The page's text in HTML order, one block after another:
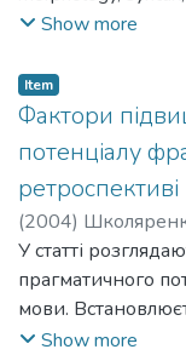
as well as discourse
Show more
Item
Фактори
потенціалу
ретроспективі
(2004)
Ivanivna
У статті
прагматичного
мови.
основних
Show more